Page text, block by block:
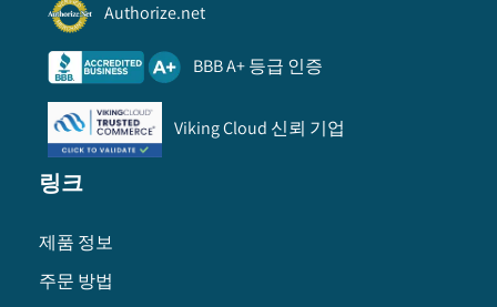
Authorize.net
BBB A+ 등급 인증
Viking Cloud 신뢰 기업
링크
제품 정보
주문 방법